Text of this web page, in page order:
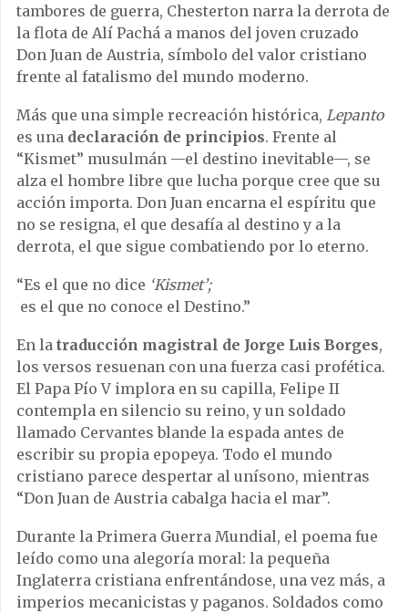
tambores de guerra, Chesterton narra la derrota de
la flota de Alí Pachá a manos del joven cruzado
Don Juan de Austria, símbolo del valor cristiano
frente al fatalismo del mundo moderno.
Más que una simple recreación histórica, Lepanto
es una declaración de principios. Frente al
“Kismet” musulmán —el destino inevitable—, se
alza el hombre libre que lucha porque cree que su
acción importa. Don Juan encarna el espíritu que
no se resigna, el que desafía al destino y a la
derrota, el que sigue combatiendo por lo eterno.
“Es el que no dice ‘Kismet’;
es el que no conoce el Destino.”
En la traducción magistral de Jorge Luis Borges,
los versos resuenan con una fuerza casi profética.
El Papa Pío V implora en su capilla, Felipe II
contempla en silencio su reino, y un soldado
llamado Cervantes blande la espada antes de
escribir su propia epopeya. Todo el mundo
cristiano parece despertar al unísono, mientras
“Don Juan de Austria cabalga hacia el mar”.
Durante la Primera Guerra Mundial, el poema fue
leído como una alegoría moral: la pequeña
Inglaterra cristiana enfrentándose, una vez más, a
imperios mecanicistas y paganos. Soldados como